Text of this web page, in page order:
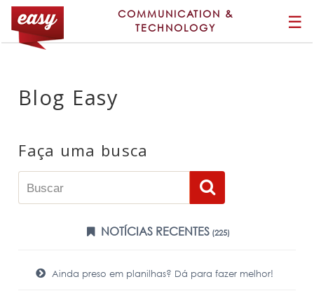
COMMUNICATION &
TECHNOLOGY
☰
Blog Easy
Faça uma busca
NOTÍCIAS RECENTES(225)
Ainda preso em planilhas? Dá para fazer melhor!